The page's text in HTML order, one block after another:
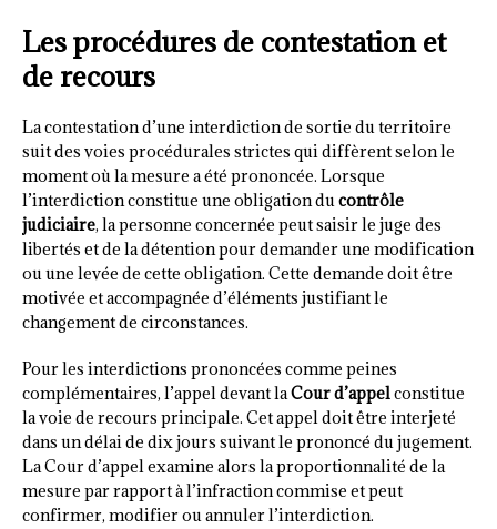
Les procédures de contestation et
de recours
La contestation d’une interdiction de sortie du territoire
suit des voies procédurales strictes qui diffèrent selon le
moment où la mesure a été prononcée. Lorsque
l’interdiction constitue une obligation ducontrôle
judiciaire, la personne concernée peut saisir le juge des
libertés et de la détention pour demander une modification
ou une levée de cette obligation. Cette demande doit être
motivée et accompagnée d’éléments justifiant le
changement de circonstances.
Pour les interdictions prononcées comme peines
complémentaires, l’appel devant laCour d’appelconstitue
la voie de recours principale. Cet appel doit être interjeté
dans un délai de dix jours suivant le prononcé du jugement.
La Cour d’appel examine alors la proportionnalité de la
mesure par rapport à l’infraction commise et peut
confirmer, modifier ou annuler l’interdiction.